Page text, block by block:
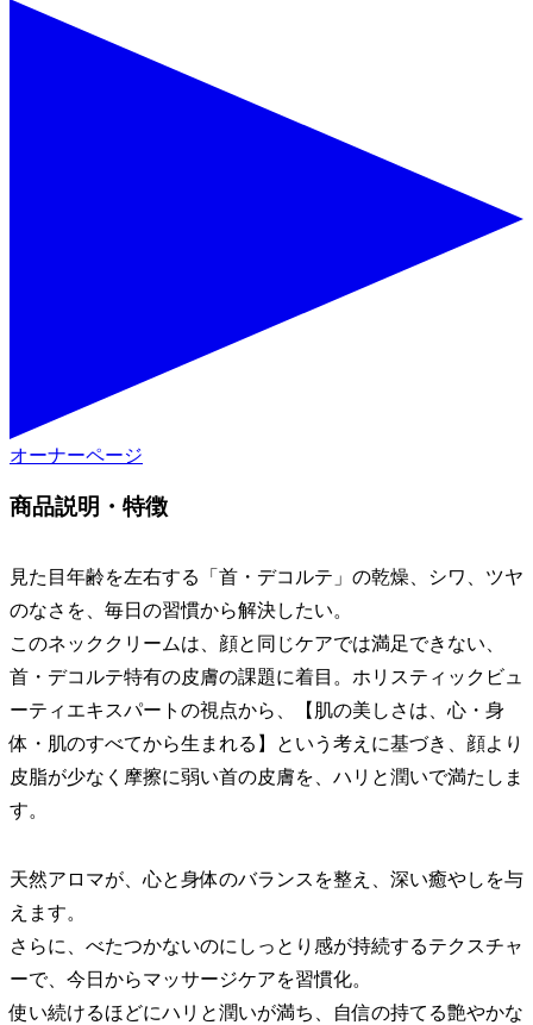
オーナーページ
商品説明・特徴
見た目年齢を左右する「首・デコルテ」の乾燥、シワ、ツヤ
のなさを、毎日の習慣から解決したい。
このネッククリームは、顔と同じケアでは満足できない、
首・デコルテ特有の皮膚の課題に着目。ホリスティックビュ
ーティエキスパートの視点から、【肌の美しさは、心・身
体・肌のすべてから生まれる】という考えに基づき、顔より
皮脂が少なく摩擦に弱い首の皮膚を、ハリと潤いで満たしま
す。
天然アロマが、心と身体のバランスを整え、深い癒やしを与
えます。
さらに、べたつかないのにしっとり感が持続するテクスチャ
ーで、今日からマッサージケアを習慣化。
使い続けるほどにハリと潤いが満ち、自信の持てる艶やかな